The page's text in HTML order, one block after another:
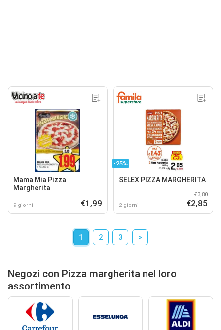
Mama Mia Pizza
Margherita
9 giorni €1,99
-25%
SELEX PIZZA MARGHERITA
2 giorni
€3,80
€2,85
1 2 3 >
Negozi con Pizza margherita nel loro
assortimento